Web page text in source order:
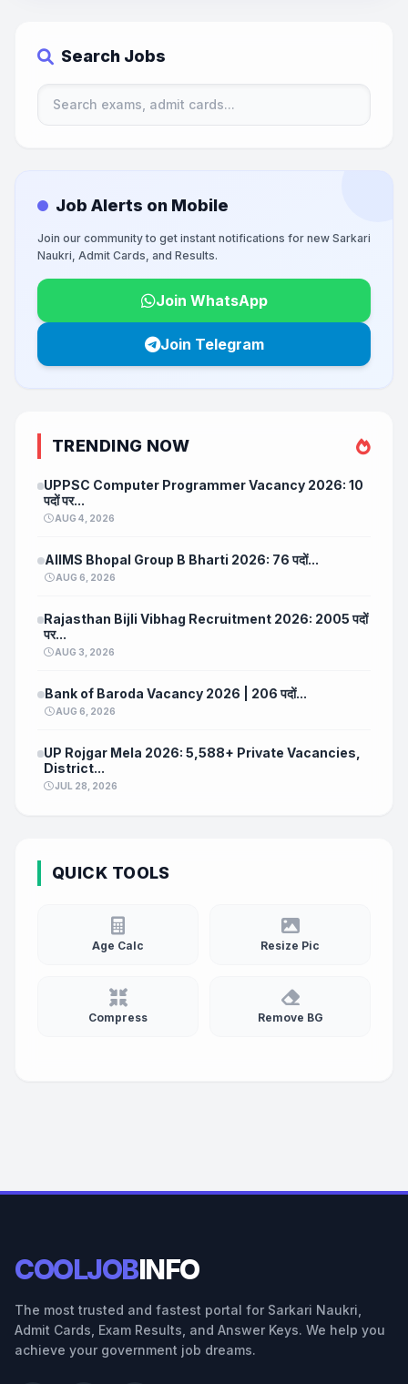
Search Jobs
Job Alerts on Mobile
Join our community to get instant notifications for new Sarkari
Naukri, Admit Cards, and Results.
Join WhatsApp
Join Telegram
TRENDING NOW
UPPSC Computer Programmer Vacancy 2026: 10
पदों पर...
AUG 4, 2026
AIIMS Bhopal Group B Bharti 2026: 76 पदों...
AUG 6, 2026
Rajasthan Bijli Vibhag Recruitment 2026: 2005 पदों
पर...
AUG 3, 2026
Bank of Baroda Vacancy 2026 | 206 पदों...
AUG 6, 2026
UP Rojgar Mela 2026: 5,588+ Private Vacancies,
District...
JUL 28, 2026
QUICK TOOLS
Age Calc Resize Pic
Compress Remove BG
COOLJOBINFO
The most trusted and fastest portal for Sarkari Naukri,
Admit Cards, Exam Results, and Answer Keys. We help you
achieve your government job dreams.